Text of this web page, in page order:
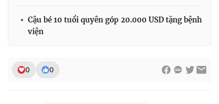
thông tin từ website này.
Cậu bé 10 tuổi quyên góp 20.000 USD tặng bệnh
viện
0 0